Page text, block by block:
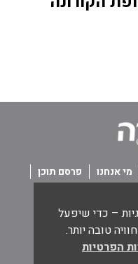
– כדי שיפעל
טובה יותר.
הפרטיות
מי אנחנו
פרסם תוכן
חדשות מאנשים